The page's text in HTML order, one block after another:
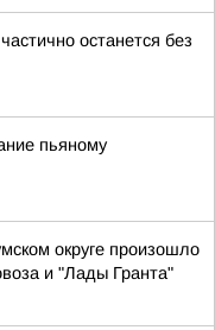
останется без
пьяному
округе произошло
и "Лады Гранта"